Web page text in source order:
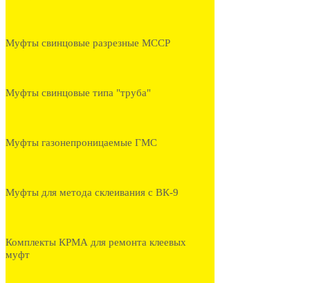
Муфты свинцовые разрезные МССР
Муфты свинцовые типа "труба"
Муфты газонепроницаемые ГМС
Муфты для метода склеивания с ВК-9
Комплекты КРМА для ремонта клеевых
муфт